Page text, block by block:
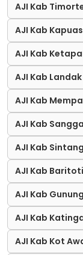
AJI Kab
AJI Kab
AJI Kab
AJI Kab Landak
AJI Kab
AJI Kab
AJI Kab Sintang
AJI Kab
AJI Kab
AJI Kab
AJI Kab Kot